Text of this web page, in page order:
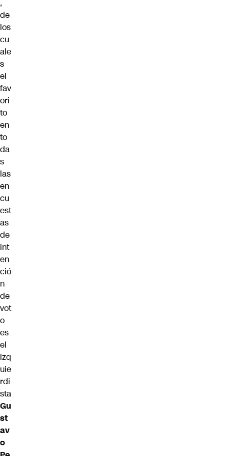
,
de
los
cu
ale
s
el
fav
ori
to
en
to
da
s
las
en
cu
est
as
de
int
en
ció
n
de
vot
o
es
el
izq
uie
rdi
sta
Gu
st
av
o